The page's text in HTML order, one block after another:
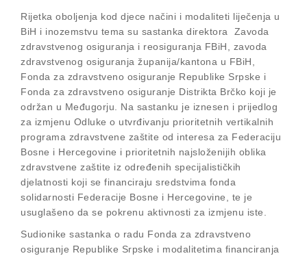
Rijetka oboljenja kod djece načini i modaliteti liječenja u
BiH i inozemstvu tema su sastanka direktora Zavoda
zdravstvenog osiguranja i reosiguranja FBiH, zavoda
zdravstvenog osiguranja županija/kantona u FBiH,
Fonda za zdravstveno osiguranje Republike Srpske i
Fonda za zdravstveno osiguranje Distrikta Brčko koji je
održan u Međugorju. Na sastanku je iznesen i prijedlog
za izmjenu Odluke o utvrđivanju prioritetnih vertikalnih
programa zdravstvene zaštite od interesa za Federaciju
Bosne i Hercegovine i prioritetnih najsloženijih oblika
zdravstvene zaštite iz određenih specijalističkih
djelatnosti koji se financiraju sredstvima fonda
solidarnosti Federacije Bosne i Hercegovine, te je
usuglašeno da se pokrenu aktivnosti za izmjenu iste.
Sudionike sastanka o radu Fonda za zdravstveno
osiguranje Republike Srpske i modalitetima financiranja